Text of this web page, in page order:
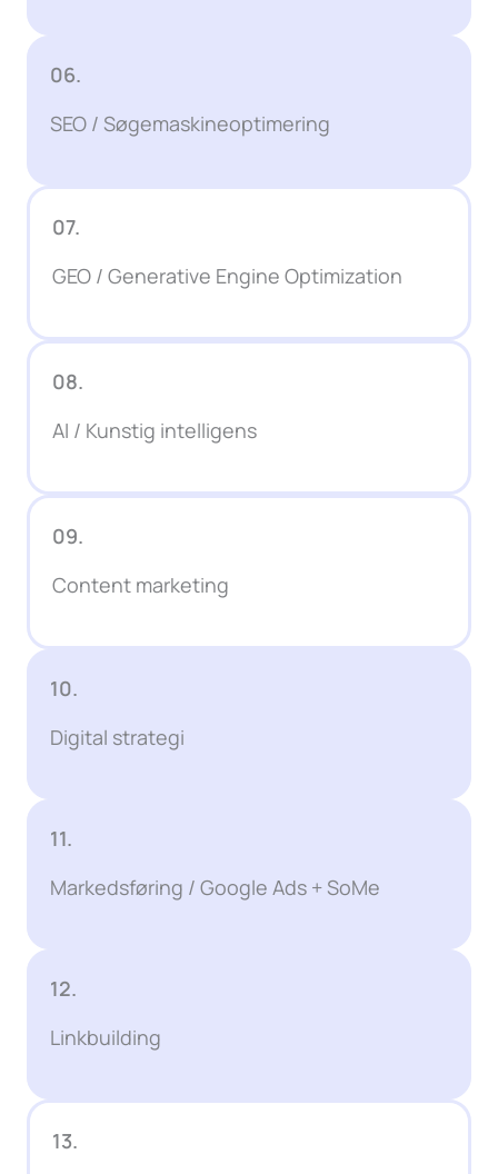
06.
SEO / Søgemaskineoptimering
07.
GEO / Generative Engine Optimization
08.
AI / Kunstig intelligens
09.
Content marketing
10.
Digital strategi
11.
Markedsføring / Google Ads + SoMe
12.
Linkbuilding
13.